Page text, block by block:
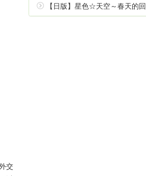
交
【日版】星色☆天空～春天的回忆～ Starry☆Sky～Spring Memories～ 日语